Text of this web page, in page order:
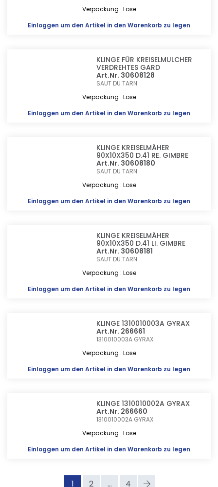
Verpackung : Lose
Einloggen um den Artikel in den Warenkorb zu legen
KLINGE FÜR KREISELMULCHER
VERDREHTES GARD
Art.Nr. 30608128
SAUT DU TARN
Verpackung : Lose
Einloggen um den Artikel in den Warenkorb zu legen
KLINGE KREISELMÄHER
90X10X350 D.41 RE. GIMBRE
Art.Nr. 30608180
SAUT DU TARN
Verpackung : Lose
Einloggen um den Artikel in den Warenkorb zu legen
KLINGE KREISELMÄHER
90X10X350 D.41 LI. GIMBRE
Art.Nr. 30608181
SAUT DU TARN
Verpackung : Lose
Einloggen um den Artikel in den Warenkorb zu legen
KLINGE 1310010003A GYRAX
Art.Nr. 266661
1310010003A GYRAX
Verpackung : Lose
Einloggen um den Artikel in den Warenkorb zu legen
KLINGE 1310010002A GYRAX
Art.Nr. 266660
1310010002A GYRAX
Verpackung : Lose
Einloggen um den Artikel in den Warenkorb zu legen
1 2 ... 4